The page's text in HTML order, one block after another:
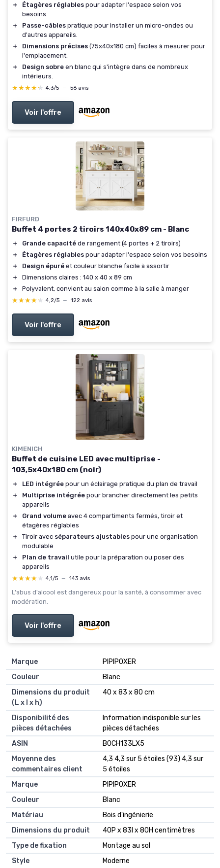
＋ Étagères réglables pour adapter l'espace selon vos
besoins.
＋
Passe-câbles pratique pour installer un micro-ondes ou
d'autres appareils.
＋
Dimensions précises (75x40x180 cm) faciles à mesurer pour
l'emplacement.
＋
Design sobre en blanc qui s'intègre dans de nombreux
intérieurs.
★★★★★
★★★★★ 4,3/5 — 56 avis
Voir l'offre
FIRFURD
Buffet 4 portes 2 tiroirs 140x40x89 cm - Blanc
＋ Grande capacité de rangement (4 portes + 2 tiroirs)
＋
Étagères réglables pour adapter l'espace selon vos besoins
＋
Design épuré et couleur blanche facile à assortir
＋
Dimensions claires : 140 x 40 x 89 cm
＋
Polyvalent, convient au salon comme à la salle à manger
★★★★★
★★★★★ 4,2/5 — 122 avis
Voir l'offre
KIMENICH
Buffet de cuisine LED avec multiprise -
103,5x40x180 cm (noir)
＋ LED intégrée pour un éclairage pratique du plan de travail
＋
Multiprise intégrée pour brancher directement les petits
appareils
＋
Grand volume avec 4 compartiments fermés, tiroir et
étagères réglables
＋
Tiroir avec séparateurs ajustables pour une organisation
modulable
＋
Plan de travail utile pour la préparation ou poser des
appareils
★★★★★
★★★★★ 4,1/5 — 143 avis
L'abus d'alcool est dangereux pour la santé, à consommer avec
modération.
Voir l'offre
Marque
‎PIPIPOXER
Couleur
‎Blanc
Dimensions du produit
(L x l x h)
‎40 x 83 x 80 cm
Disponibilité des
pièces détachées
‎Information indisponible sur les
pièces détachées
ASIN
B0CH133LX5
Moyenne des
commentaires client
4,3 4,3 sur 5 étoiles (93) 4,3 sur
5 étoiles
Marque
PIPIPOXER
Couleur
Blanc
Matériau
Bois d'ingénierie
Dimensions du produit
40P x 83l x 80H centimètres
Type de fixation
Montage au sol
Style
Moderne